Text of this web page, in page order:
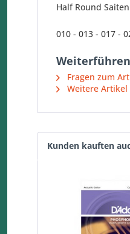
Half Round
010 - 013 - 017 -
Fragen zum
Weitere Artikel
Kunden kauften